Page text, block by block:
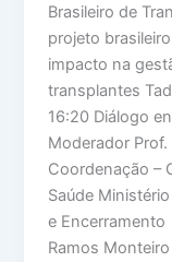
Brasileiro de
projeto
impacto na
transplantes
16:20 Diálogo
Moderador
Coordenação –
Saúde
e
Ramos